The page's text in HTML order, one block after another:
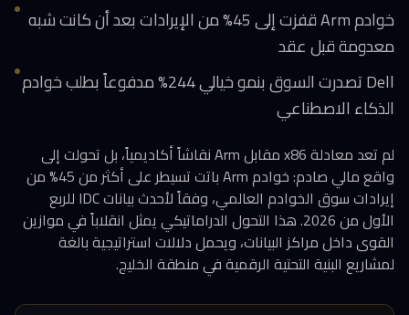
خوادم Arm قفزت إلى 45% من الإيرادات بعد أن كانت شبه
معدومة قبل عقد
Dell تصدرت السوق بنمو خيالي 244% مدفوعاً بطلب خوادم
الذكاء الاصطناعي
لم تعد معادلة x86 مقابل Arm نقاشاً أكاديمياً، بل تحولت إلى
واقع مالي صادم: خوادم Arm باتت تسيطر على أكثر من 45% من
إيرادات سوق الخوادم العالمي، وفقاً لأحدث بيانات IDC للربع
الأول من 2026. هذا التحول الدراماتيكي يمثل انقلاباً في موازين
القوى داخل مراكز البيانات، ويحمل دلالات استراتيجية بالغة
لمشاريع البنية التحتية الرقمية في منطقة الخليج.